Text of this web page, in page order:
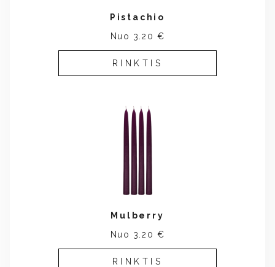
Pistachio
Nuo 3.20 €
RINKTIS
Mulberry
Nuo 3.20 €
RINKTIS